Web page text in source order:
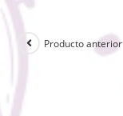
Producto anterior